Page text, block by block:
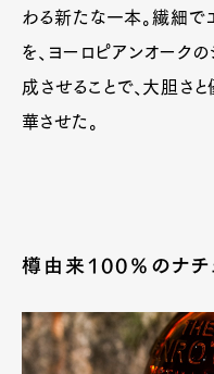
Pen
わる新たな一本。繊細で
を、ヨーロピアンオーク
成させることで、大胆さ
華させた。
樽由来100％のナチ